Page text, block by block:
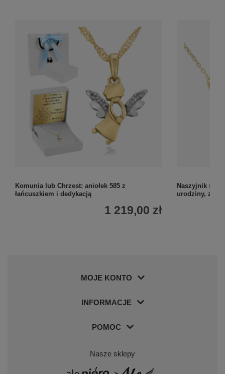
Komunia lub Chrzest: aniołek 585 z
łańcuszkiem i dedykacją
1 219,00 zł
Naszyjnik
urodziny, złoto
MOJE KONTO
INFORMACJE
POMOC
Nasze sklepy